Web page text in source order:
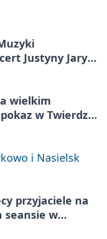
Justyny Jary i
wielkim
w Twierdzy
i Nasielsk
przyjaciele na
seansie w